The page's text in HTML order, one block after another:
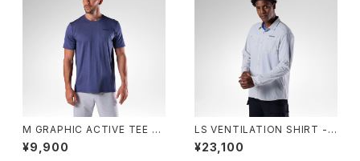
M GRAPHIC ACTIVE TEE -
A49 TRUE NIGHT BLUE HT
R
¥9,900
LS VENTILATION SHIRT - 2
25 LIGHT GREY
¥23,100